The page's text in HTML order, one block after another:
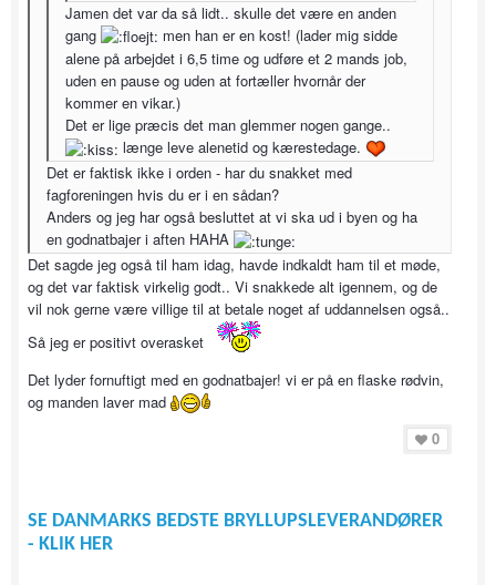
Jamen det var da så lidt.. skulle det være en anden
gang
men han er en kost! (lader mig sidde
alene på arbejdet i 6,5 time og udføre et 2 mands job,
uden en pause og uden at fortæller hvornår der
kommer en vikar.)
Det er lige præcis det man glemmer nogen gange..
længe leve alenetid og kærestedage.
Det er faktisk ikke i orden - har du snakket med
fagforeningen hvis du er i en sådan?
Anders og jeg har også besluttet at vi ska ud i byen og ha
en godnatbajer i aften HAHA
Det sagde jeg også til ham idag, havde indkaldt ham til et møde,
og det var faktisk virkelig godt.. Vi snakkede alt igennem, og de
vil nok gerne være villige til at betale noget af uddannelsen også..
Så jeg er positivt overasket
Det lyder fornuftigt med en godnatbajer! vi er på en flaske rødvin,
og manden laver mad
0
SE DANMARKS BEDSTE BRYLLUPSLEVERANDØRER
- KLIK HER